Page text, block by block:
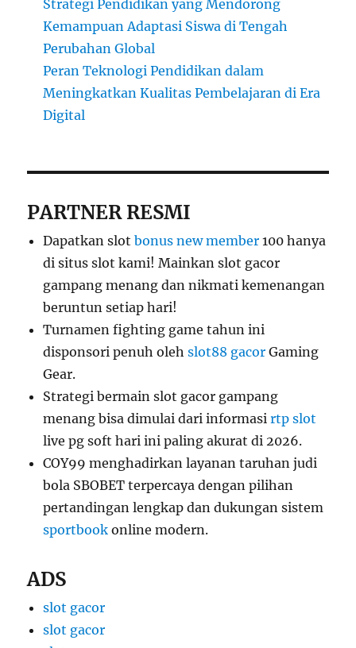
Strategi Pendidikan yang Mendorong
Kemampuan Adaptasi Siswa di Tengah
Perubahan Global
Peran Teknologi Pendidikan dalam
Meningkatkan Kualitas Pembelajaran di Era
Digital
PARTNER RESMI
Dapatkan slotbonus new member 100 hanya
di situs slot kami! Mainkan slot gacor
gampang menang dan nikmati kemenangan
beruntun setiap hari!
Turnamen fighting game tahun ini
disponsori penuh olehslot88 gacor Gaming
Gear.
Strategi bermain slot gacor gampang
menang bisa dimulai dari informasirtp slot
live pg soft hari ini paling akurat di 2026.
COY99 menghadirkan layanan taruhan judi
bola SBOBET terpercaya dengan pilihan
pertandingan lengkap dan dukungan sistem
sportbook online modern.
ADS
slot gacor
slot gacor